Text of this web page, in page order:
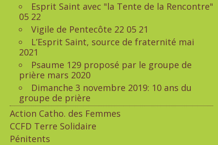
Esprit Saint avec "la Tente de la Rencontre"
05 22
Vigile de Pentecôte 22 05 21
L’Esprit Saint, source de fraternité mai
2021
Psaume 129 proposé par le groupe de
prière mars 2020
Dimanche 3 novembre 2019: 10 ans du
groupe de prière
Action Catho. des Femmes
CCFD Terre Solidaire
Pénitents